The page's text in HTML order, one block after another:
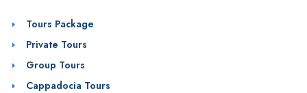
Tours Package
Private Tours
Group Tours
Cappadocia Tours